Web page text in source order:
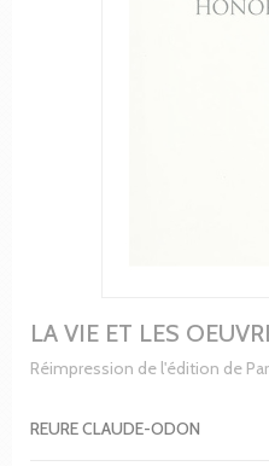
LA VIE ET LES
Réimpression de l'édition de
REURE CLAUDE-ODON